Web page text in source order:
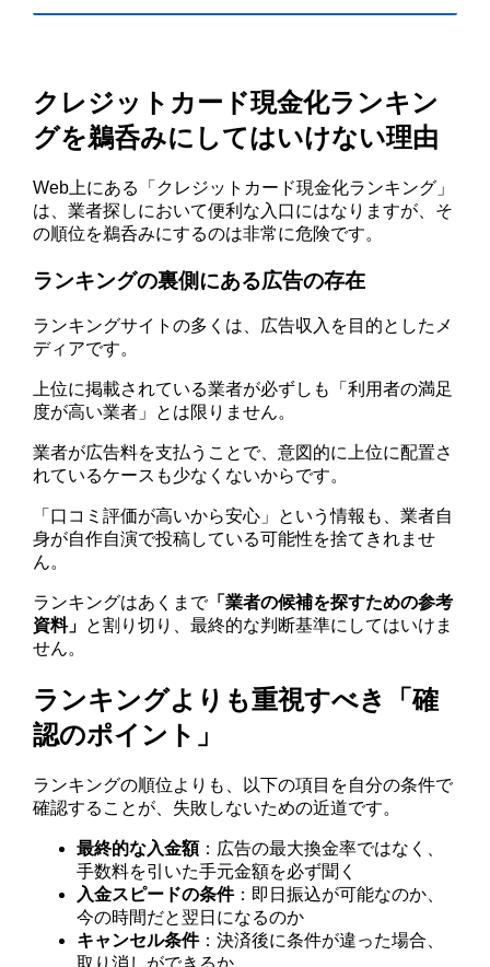
クレジットカード現金化ランキン
グを鵜呑みにしてはいけない理由
Web上にある「クレジットカード現金化ランキング」
は、業者探しにおいて便利な入口にはなりますが、そ
の順位を鵜呑みにするのは非常に危険です。
ランキングの裏側にある広告の存在
ランキングサイトの多くは、広告収入を目的としたメ
ディアです。
上位に掲載されている業者が必ずしも「利用者の満足
度が高い業者」とは限りません。
業者が広告料を支払うことで、意図的に上位に配置さ
れているケースも少なくないからです。
「口コミ評価が高いから安心」という情報も、業者自
身が自作自演で投稿している可能性を捨てきれませ
ん。
ランキングはあくまで「業者の候補を探すための参考
資料」 と割り切り、最終的な判断基準にしてはいけま
せん。
ランキングよりも重視すべき「確
認のポイント」
ランキングの順位よりも、以下の項目を自分の条件で
確認することが、失敗しないための近道です。
最終的な入金額：広告の最大換金率ではなく、
手数料を引いた手元金額を必ず聞く
入金スピードの条件：即日振込が可能なのか、
今の時間だと翌日になるのか
キャンセル条件：決済後に条件が違った場合、